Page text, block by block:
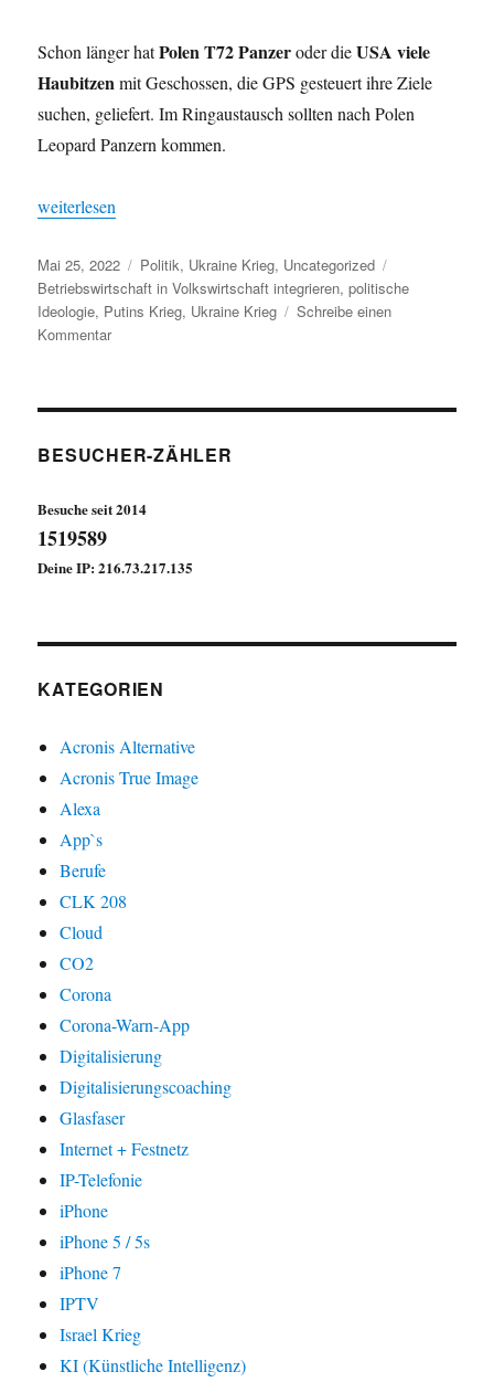
Schon länger hatPolen T72 Panzeroder dieUSA viele
Haubitzenmit Geschossen, die GPS gesteuert ihre Ziele
suchen, geliefert. Im Ringaustausch sollten nach Polen
Leopard Panzern kommen.
„Deutschland ist unzuverlässig und wirtschaftlich abhängig !“
weiterlesen
Veröffentlicht
am
Mai 25, 2022 Kategorien
Politik, Ukraine Krieg, Uncategorized
Betriebswirtschaft in Volkswirtschaft integrieren,politische
Ideologie, Putins Krieg, Ukraine Krieg
Schreibe einen
Kommentarzu
wirtschaftlich
BESUCHER-ZÄHLER
Besuche seit 2014
1519589
Deine IP: 216.73.217.135
KATEGORIEN
Acronis Alternative
Acronis True Image
Alexa
App`s
Berufe
CLK 208
Cloud
CO2
Corona
Corona-Warn-App
Digitalisierung
Digitalisierungscoaching
Glasfaser
Internet + Festnetz
IP-Telefonie
iPhone
iPhone 5 / 5s
iPhone 7
IPTV
Israel Krieg
KI (Künstliche Intelligenz)